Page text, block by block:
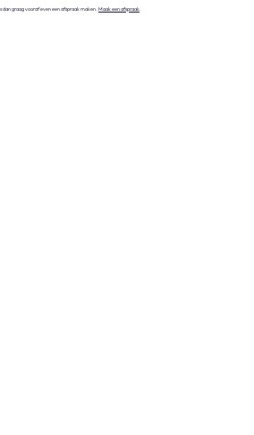
dan graag vooraf even een afspraak maken. Maak een afspraak.